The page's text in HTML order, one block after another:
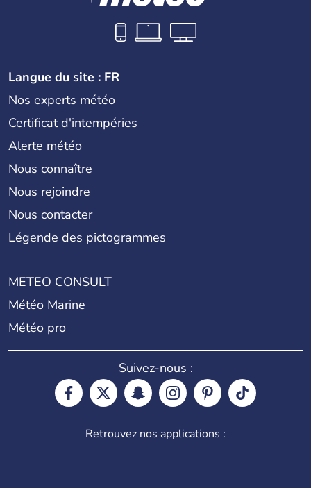
Langue du site : FR
Nos experts météo
Certificat d'intempéries
Alerte météo
Nous connaître
Nous rejoindre
Nous contacter
Légende des pictogrammes
METEO CONSULT
Météo Marine
Météo pro
Suivez-nous :
Retrouvez nos applications :